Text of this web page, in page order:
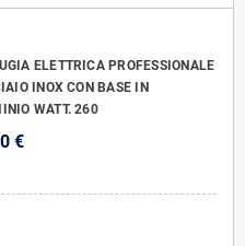
ELETTRICA PROFESSIONALE
INOX CON BASE IN
WATT. 260
€